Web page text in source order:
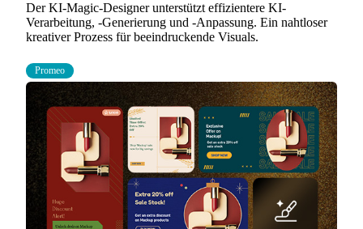
Der KI-Magic-Designer unterstützt effizientere KI-
Verarbeitung, -Generierung und -Anpassung. Ein nahtloser
kreativer Prozess für beeindruckende Visuals.
Promeo